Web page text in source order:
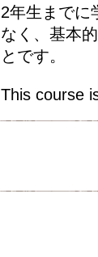
2年生までに
なく、基本
とです。
This course